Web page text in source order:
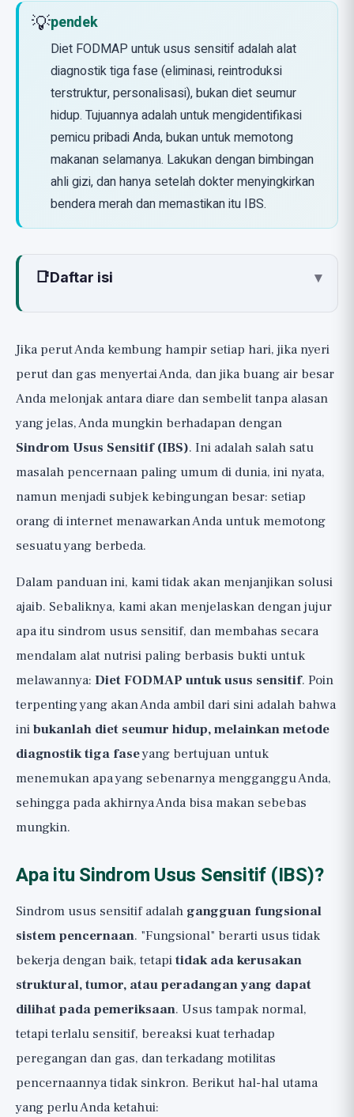
💡pendek
Diet FODMAP untuk usus sensitif adalah alat
diagnostik tiga fase (eliminasi, reintroduksi
terstruktur, personalisasi), bukan diet seumur
hidup. Tujuannya adalah untuk mengidentifikasi
pemicu pribadi Anda, bukan untuk memotong
makanan selamanya. Lakukan dengan bimbingan
ahli gizi, dan hanya setelah dokter menyingkirkan
bendera merah dan memastikan itu IBS.
📑Daftar isi ▾
Mengapa Diet FODMAP Berbasis Ilmiah?
Tiga Fase Diet FODMAP
Fase 1: Eliminasi (Elimination)
Fase 2: Reintroduksi Terstruktur
Fase 3: Personalisasi (Personalization)
Cara Mengidentifikasi Pemicu Pribadi
Anda
dengan Ahli Gizi
Kesimpulan: Pendekatan Jujur untuk Diet
Jika perut Anda kembung hampir setiap hari, jika nyeri
perut dan gas menyertai Anda, dan jika buang air besar
Anda melonjak antara diare dan sembelit tanpa alasan
yang jelas, Anda mungkin berhadapan dengan
Sindrom Usus Sensitif (IBS). Ini adalah salah satu
masalah pencernaan paling umum di dunia, ini nyata,
namun menjadi subjek kebingungan besar: setiap
orang di internet menawarkan Anda untuk memotong
sesuatu yang berbeda.
Dalam panduan ini, kami tidak akan menjanjikan solusi
ajaib. Sebaliknya, kami akan menjelaskan dengan jujur
apa itu sindrom usus sensitif, dan membahas secara
mendalam alat nutrisi paling berbasis bukti untuk
melawannya: Diet FODMAP untuk usus sensitif. Poin
terpenting yang akan Anda ambil dari sini adalah bahwa
inibukanlah diet seumur hidup, melainkan metode
diagnostik tiga faseyang bertujuan untuk
menemukan apa yang sebenarnya mengganggu Anda,
sehingga pada akhirnya Anda bisa makan sebebas
mungkin.
Apa itu Sindrom Usus Sensitif (IBS)?
Sindrom usus sensitif adalah gangguan fungsional
sistem pencernaan. "Fungsional" berarti usus tidak
bekerja dengan baik, tetapitidak ada kerusakan
struktural, tumor, atau peradangan yang dapat
dilihat pada pemeriksaan. Usus tampak normal,
tetapi terlalu sensitif, bereaksi kuat terhadap
peregangan dan gas, dan terkadang motilitas
pencernaannya tidak sinkron. Berikut hal-hal utama
yang perlu Anda ketahui: